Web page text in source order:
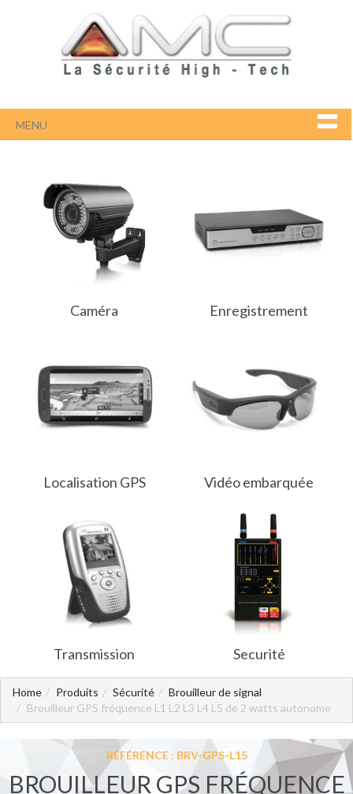
MENU
Caméra Enregistrement
Localisation GPS Vidéo embarquée
Transmission Securité
Home Produits Sécurité
Brouilleur de signal
Brouilleur GPS fréquence L1 L2 L3 L4 L5 de 2 watts autonome
RÉFÉRENCE : BRV-GPS-L15
BROUILLEUR GPS FRÉQUENCE